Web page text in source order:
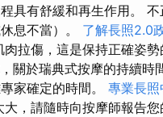
具有舒緩和再生作用。
息不當）。 了解長照2.0
拉傷，這是保持正確姿勢
關於瑞典式按摩的持續時
家確定的時間。 專業長
，請隨時向按摩師報告您